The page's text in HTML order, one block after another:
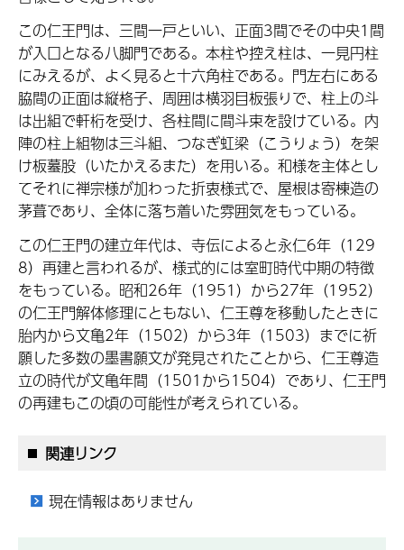
この仁王門は、三間一戸といい、正面3間でその中央1間
が入口となる八脚門である。本柱や控え柱は、一見円柱
にみえるが、よく見ると十六角柱である。門左右にある
脇間の正面は縦格子、周囲は横羽目板張りで、柱上の斗
は出組で軒桁を受け、各柱間に間斗束を設けている。内
陣の柱上組物は三斗組、つなぎ虹梁（こうりょう）を架
け板蟇股（いたかえるまた）を用いる。和様を主体とし
てそれに禅宗様が加わった折衷様式で、屋根は寄棟造の
茅葺であり、全体に落ち着いた雰囲気をもっている。
この仁王門の建立年代は、寺伝によると永仁6年（129
8）再建と言われるが、様式的には室町時代中期の特徴
をもっている。昭和26年（1951）から27年（1952）
の仁王門解体修理にともない、仁王尊を移動したときに
胎内から文亀2年（1502）から3年（1503）までに祈
願した多数の墨書願文が発見されたことから、仁王尊造
立の時代が文亀年間（1501から1504）であり、仁王門
の再建もこの頃の可能性が考えられている。
関連リンク
現在情報はありません